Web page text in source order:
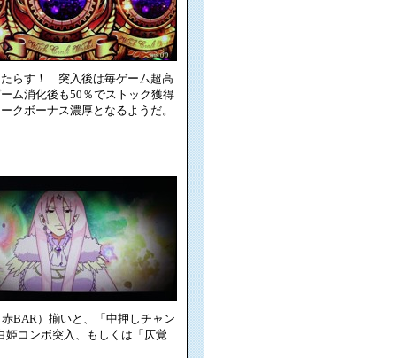
らす！ 突入後は毎ゲーム超高
ム消化後も50％でストック獲得
クボーナス濃厚となるようだ。
BAR）揃いと、「中押しチャン
コンボ突入、もしくは「仄覚